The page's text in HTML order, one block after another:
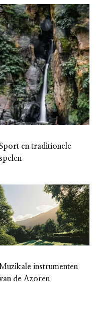
en traditionele
spelen
instrumenten
de Azoren